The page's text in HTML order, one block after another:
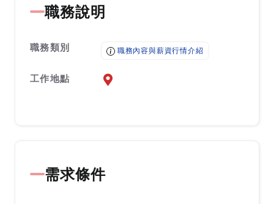
職務說明
職務類別 職務內容與薪資行情介紹
工作地點 前往查看地圖
需求條件